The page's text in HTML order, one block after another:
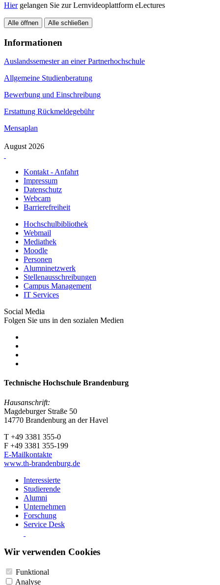
Hiergelangen Sie zur Lernvideoplattform eLectures
Alle öffnen Alle schließen
Informationen
Auslandssemester an einer Partnerhochschule
Allgemeine Studienberatung
Bewerbung und Einschreibung
Erstattung Rückmeldegebühr
Mensaplan
August 2026
Kontakt - Anfahrt
Impressum
Datenschutz
Webcam
Barrierefreiheit
Hochschulbibliothek
Webmail
Mediathek
Moodle
Personen
Alumninetzwerk
Stellenausschreibungen
Campus Management
IT Services
Social Media
Folgen Sie uns in den sozialen Medien
Technische Hochschule Brandenburg
Hausanschrift:
Magdeburger Straße 50
14770 Brandenburg an der Havel
T +49 3381 355-0
F +49 3381 355-199
E-Mailkontakte
www.th-brandenburg.de
Interessierte
Studierende
Alumni
Unternehmen
Forschung
Service Desk
Wir verwenden Cookies
Funktional
Analyse